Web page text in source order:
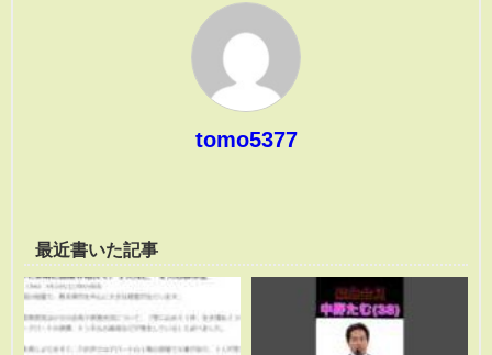
tomo5377
最近書いた記事